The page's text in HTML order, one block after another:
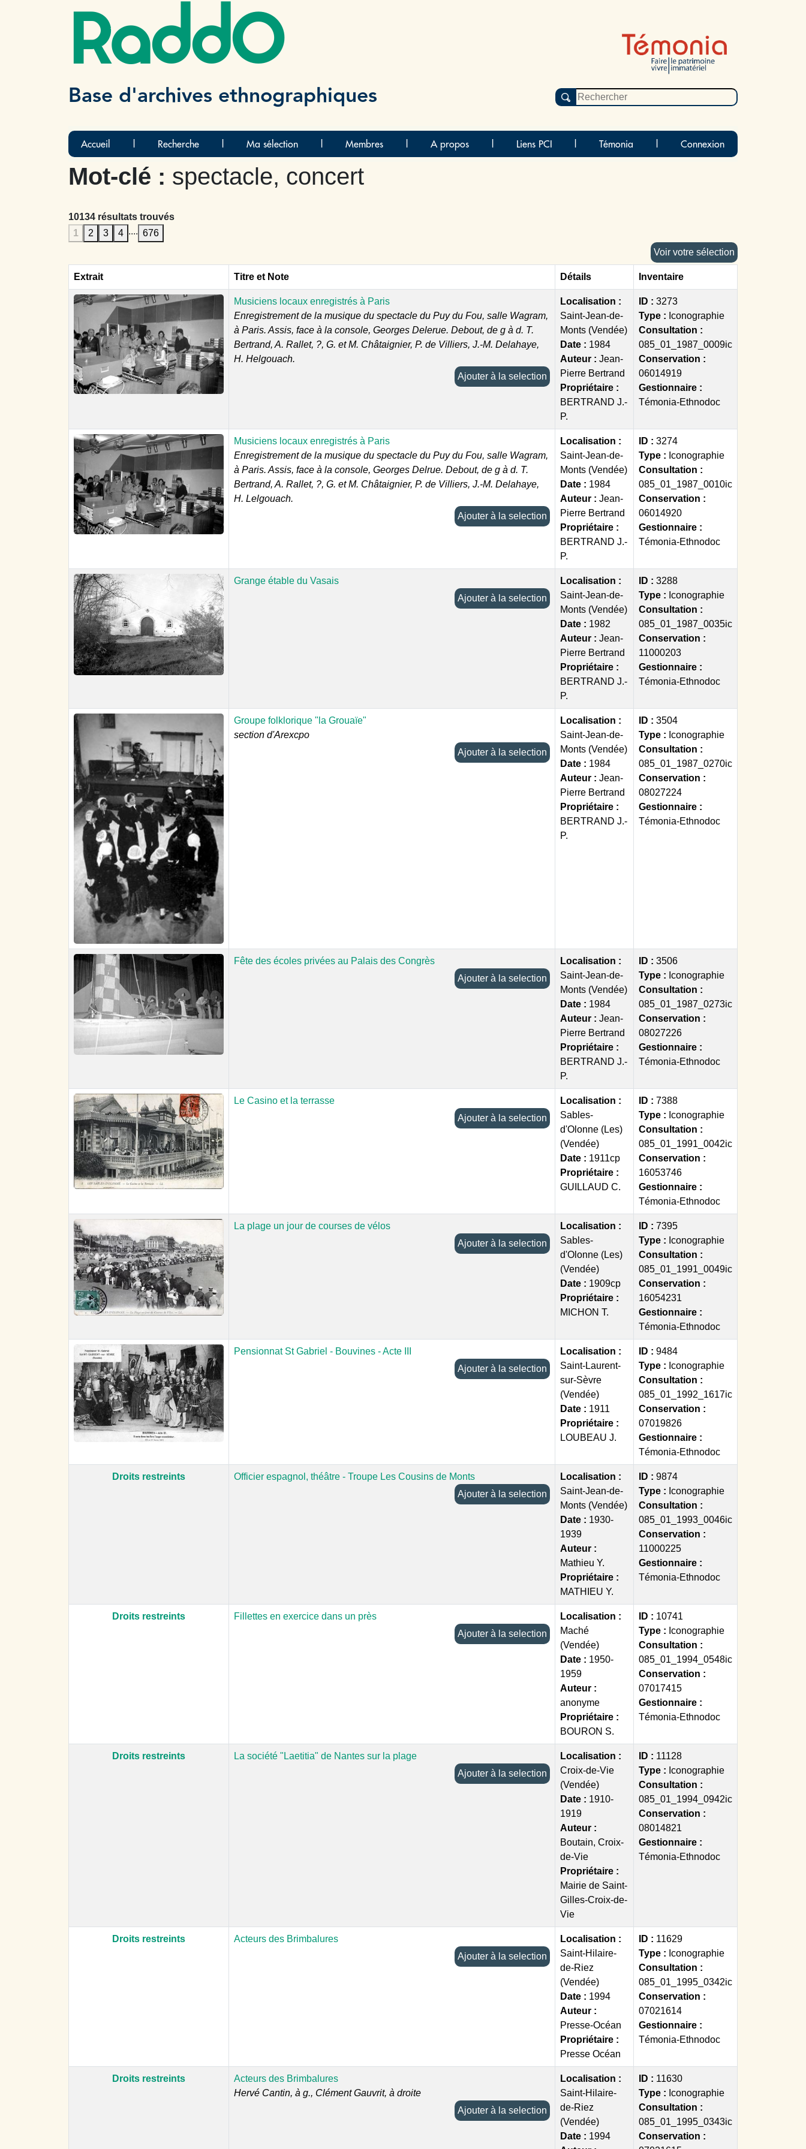
RaddO
Base d'archives ethnographiques
Accueil Recherche Ma sélection Membres A propos Liens PCI Témonia Connexion
Mot-clé : spectacle, concert
10134 résultats trouvés
1
2 3 4 .... 676
Voir votre sélection
Extrait Titre et Note Détails Inventaire
Musiciens locaux enregistrés à Paris
Enregistrement de la musique du spectacle du Puy du Fou, salle Wagram,
à Paris. Assis, face à la console, Georges Delerue. Debout, de g à d. T.
Bertrand, A. Rallet, ?, G. et M. Châtaignier, P. de Villiers, J.-M. Delahaye,
H. Helgouach.
Ajouter à la selection
Localisation :
Saint-Jean-de-
Monts (Vendée)
Date : 1984
Auteur : Jean-
Pierre Bertrand
Propriétaire :
BERTRAND J.-
P.
ID : 3273
Type : Iconographie
Consultation :
085_01_1987_0009ic
Conservation :
06014919
Gestionnaire :
Témonia-Ethnodoc
Musiciens locaux enregistrés à Paris
Enregistrement de la musique du spectacle du Puy du Fou, salle Wagram,
à Paris. Assis, face à la console, Georges Delrue. Debout, de g à d. T.
Bertrand, A. Rallet, ?, G. et M. Châtaignier, P. de Villiers, J.-M. Delahaye,
H. Lelgouach.
Ajouter à la selection
Localisation :
Saint-Jean-de-
Monts (Vendée)
Date : 1984
Auteur : Jean-
Pierre Bertrand
Propriétaire :
BERTRAND J.-
P.
ID : 3274
Type : Iconographie
Consultation :
085_01_1987_0010ic
Conservation :
06014920
Gestionnaire :
Témonia-Ethnodoc
Grange étable du Vasais
Ajouter à la selection
Localisation :
Saint-Jean-de-
Monts (Vendée)
Date : 1982
Auteur : Jean-
Pierre Bertrand
Propriétaire :
BERTRAND J.-
P.
ID : 3288
Type : Iconographie
Consultation :
085_01_1987_0035ic
Conservation :
11000203
Gestionnaire :
Témonia-Ethnodoc
Groupe folklorique "la Grouaïe"
section d'Arexcpo
Ajouter à la selection
Localisation :
Saint-Jean-de-
Monts (Vendée)
Date : 1984
Auteur : Jean-
Pierre Bertrand
Propriétaire :
BERTRAND J.-
P.
ID : 3504
Type : Iconographie
Consultation :
085_01_1987_0270ic
Conservation :
08027224
Gestionnaire :
Témonia-Ethnodoc
Fête des écoles privées au Palais des Congrès
Ajouter à la selection
Localisation :
Saint-Jean-de-
Monts (Vendée)
Date : 1984
Auteur : Jean-
Pierre Bertrand
Propriétaire :
BERTRAND J.-
P.
ID : 3506
Type : Iconographie
Consultation :
085_01_1987_0273ic
Conservation :
08027226
Gestionnaire :
Témonia-Ethnodoc
Le Casino et la terrasse
Ajouter à la selection
Localisation :
Sables-
d'Olonne (Les)
(Vendée)
Date : 1911cp
Propriétaire :
GUILLAUD C.
ID : 7388
Type : Iconographie
Consultation :
085_01_1991_0042ic
Conservation :
16053746
Gestionnaire :
Témonia-Ethnodoc
La plage un jour de courses de vélos
Ajouter à la selection
Localisation :
Sables-
d'Olonne (Les)
(Vendée)
Date : 1909cp
Propriétaire :
MICHON T.
ID : 7395
Type : Iconographie
Consultation :
085_01_1991_0049ic
Conservation :
16054231
Gestionnaire :
Témonia-Ethnodoc
Pensionnat St Gabriel - Bouvines - Acte III
Ajouter à la selection
Localisation :
Saint-Laurent-
sur-Sèvre
(Vendée)
Date : 1911
Propriétaire :
LOUBEAU J.
ID : 9484
Type : Iconographie
Consultation :
085_01_1992_1617ic
Conservation :
07019826
Gestionnaire :
Témonia-Ethnodoc
Droits restreints
Officier espagnol, théâtre - Troupe Les Cousins de Monts
Ajouter à la selection
Localisation :
Saint-Jean-de-
Monts (Vendée)
Date : 1930-
1939
Auteur :
Mathieu Y.
Propriétaire :
MATHIEU Y.
ID : 9874
Type : Iconographie
Consultation :
085_01_1993_0046ic
Conservation :
11000225
Gestionnaire :
Témonia-Ethnodoc
Droits restreints
Fillettes en exercice dans un près
Ajouter à la selection
Localisation :
Maché
(Vendée)
Date : 1950-
1959
Auteur :
anonyme
Propriétaire :
BOURON S.
ID : 10741
Type : Iconographie
Consultation :
085_01_1994_0548ic
Conservation :
07017415
Gestionnaire :
Témonia-Ethnodoc
Droits restreints
La société "Laetitia" de Nantes sur la plage
Ajouter à la selection
Localisation :
Croix-de-Vie
(Vendée)
Date : 1910-
1919
Auteur :
Boutain, Croix-
de-Vie
Propriétaire :
Mairie de Saint-
Gilles-Croix-de-
Vie
ID : 11128
Type : Iconographie
Consultation :
085_01_1994_0942ic
Conservation :
08014821
Gestionnaire :
Témonia-Ethnodoc
Droits restreints
Acteurs des Brimbalures
Ajouter à la selection
Localisation :
Saint-Hilaire-
de-Riez
(Vendée)
Date : 1994
Auteur :
Presse-Océan
Propriétaire :
Presse Océan
ID : 11629
Type : Iconographie
Consultation :
085_01_1995_0342ic
Conservation :
07021614
Gestionnaire :
Témonia-Ethnodoc
Droits restreints
Acteurs des Brimbalures
Hervé Cantin, à g., Clément Gauvrit, à droite
Ajouter à la selection
Localisation :
Saint-Hilaire-
de-Riez
(Vendée)
Date : 1994
ID : 11630
Type : Iconographie
Consultation :
085_01_1995_0343ic
Conservation :